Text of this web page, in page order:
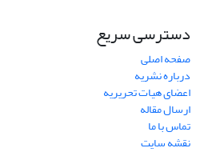
دسترسی سریع
صفحه اصلی
درباره نشریه
اعضای هیات تحریریه
ارسال مقاله
تماس با ما
نقشه سایت